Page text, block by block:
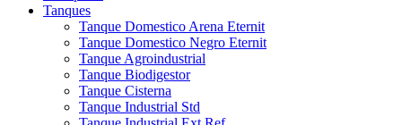
Tanques
Tanque Domestico Arena Eternit
Tanque Domestico Negro Eternit
Tanque Agroindustrial
Tanque Biodigestor
Tanque Cisterna
Tanque Industrial Std